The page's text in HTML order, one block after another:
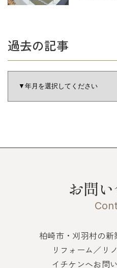
過去の記事
お問
柏崎市・刈羽村の新
リフォーム／リ
イチケンへお問